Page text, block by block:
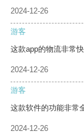
2024-12-26
游客
这款app的物流非常
2024-12-26
游客
这款软件的功能非常
2024-12-26